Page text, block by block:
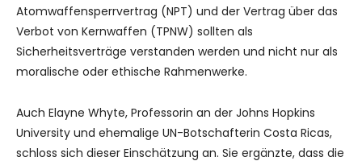
Atomwaffensperrvertrag (NPT) und der Vertrag über das
Verbot von Kernwaffen (TPNW) sollten als
Sicherheitsverträge verstanden werden und nicht nur als
moralische oder ethische Rahmenwerke.
Auch Elayne Whyte, Professorin an der Johns Hopkins
University und ehemalige UN-Botschafterin Costa Ricas,
schloss sich dieser Einschätzung an. Sie ergänzte, dass die